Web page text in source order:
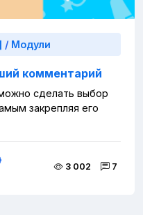
/ Модули
комментарий
сделать выбор
закрепляя его
3 002 7